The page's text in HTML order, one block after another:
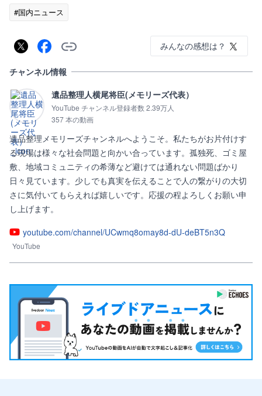
#国内ニュース
みんなの感想は？
チャンネル情報
遺品整理人横尾将臣(メモリーズ代表）
YouTube チャンネル登録者数 2.39万人
357 本の動画
遺品整理メモリーズチャンネルへようこそ。私たちがお片付けす
る現場は様々な社会問題と向かい合っています。孤独死、ゴミ屋
敷、地域コミュニティの希薄など避けては通れない問題ばかり
日々見ています。少しでも真実を伝えることで人の繋がりの大切
さに気付いてもらえれば嬉しいです。応援の程よろしくお願い申
し上げます。
youtube.com/channel/UCwmq8omay8d-dU-deBT5n3Q
YouTube